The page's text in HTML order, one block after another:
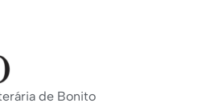
de Bonito